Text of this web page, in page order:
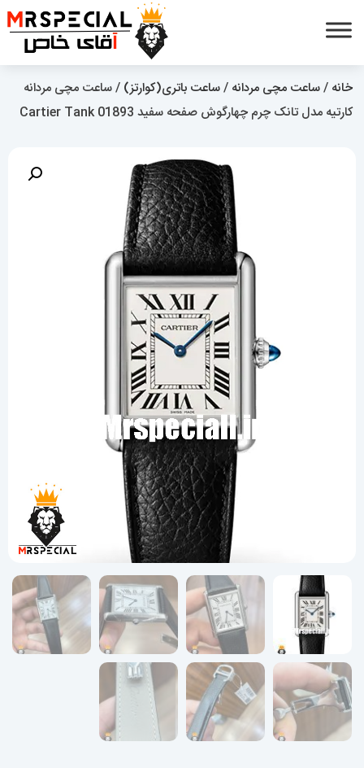
خانه /ساعت مچی مردانه /ساعت باتری(کوارتز) / ساعت مچی مردانه
کارتیه مدل تانک چرم چهارگوش صفحه سفید Cartier Tank 01893